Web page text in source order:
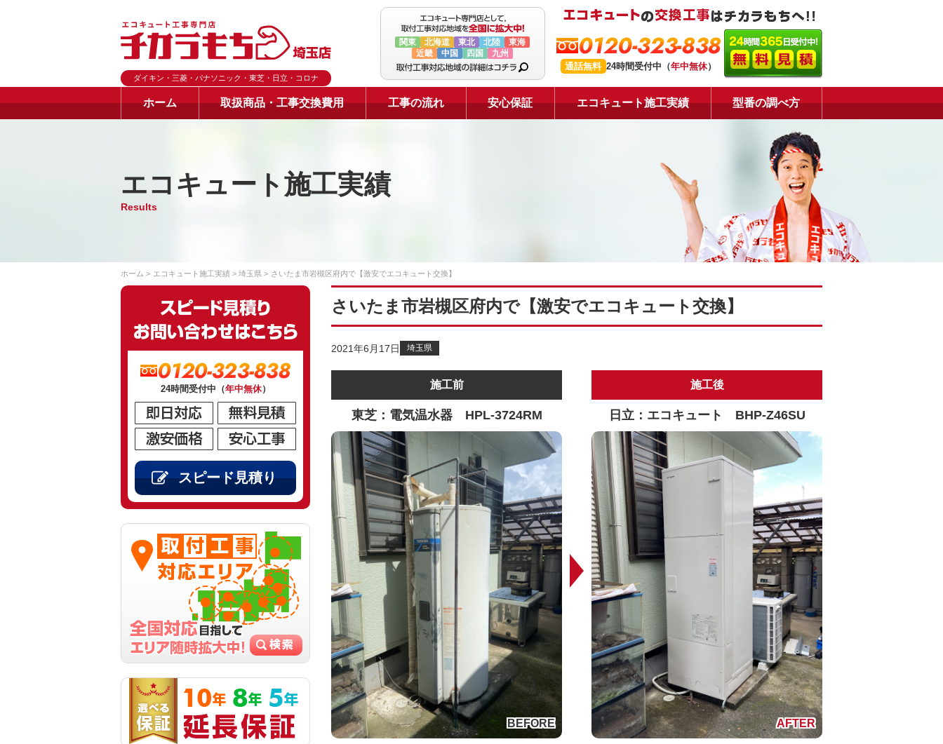
ダイキン・三菱・パナソニック・東芝・日立・コロナ
関東 北海道 東北 北陸
東海
近畿
中国 四国 九州 0120-323-838
通話無料 24時間受付中（年中無休）
ホーム 取扱商品・工事交換費用 工事の流れ 安心保証 エコキュート施工実績 型番の調べ方
エコキュート施工実績
Results
ホーム エコキュート施工実績 埼玉県 さいたま市岩槻区府内で【激安でエコキュート交換】
さいたま市岩槻区府内で【激安でエコキュート交換】
2021年6月17日 埼玉県
施工前
東芝：電気温水器 HPL-3724RM
施工後
日立：エコキュート BHP-Z46SU
0120-323-838
24時間受付中（年中無休）
スピード見積り